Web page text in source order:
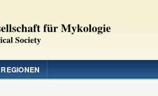
REGIONEN